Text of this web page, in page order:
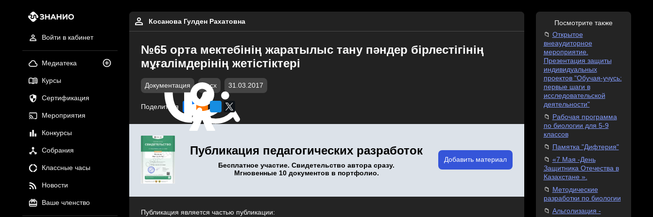
Войти в кабинет
Медиатека
Курсы
Сертификация
Мероприятия
Конкурсы
Собрания
Классные часы
Новости
Ваше членство
Косанова Гулден Рахатовна
№65 орта мектебінің жаратылыс тану пәндер бірлестігінің
мұғалімдерінің жетістіктері
Документация docx 31.03.2017
Поделиться
Публикация педагогических разработок
Бесплатное участие. Свидетельство автора сразу.
Мгновенные 10 документов в портфолио.
Добавить материал
Публикация является частью публикации:
Посмотрите также
Открытое
внеаудиторное
мероприятие.
Презентация защиты
индивидуальных
проектов "Обучая-учусь:
первые шаги в
исследовательской
деятельности"
Рабочая программа
по биологии для 5-9
классов
Памятка "Дифтерия"
«7 Мая -День
Защитника Отечества в
Казахстане ».
Методические
разработки по биологии
Альголизация -